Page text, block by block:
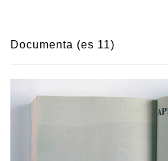
Documenta (es 11)